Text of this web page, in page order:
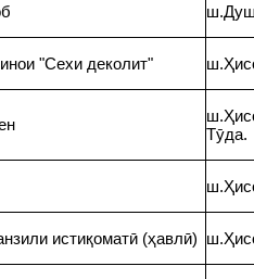
"Сехи деколит"
Тӯда.
истиқоматӣ (ҳавлӣ)